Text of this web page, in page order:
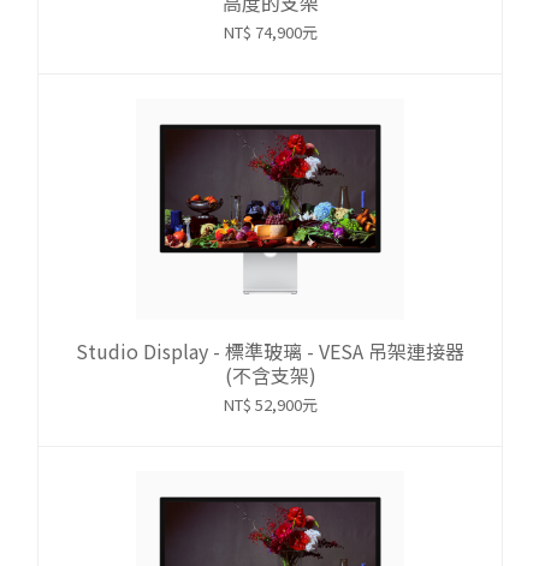
NT$ 74,900元
Studio Display - 標準玻璃 - VESA 吊架連接器
(不含支架)
NT$ 52,900元